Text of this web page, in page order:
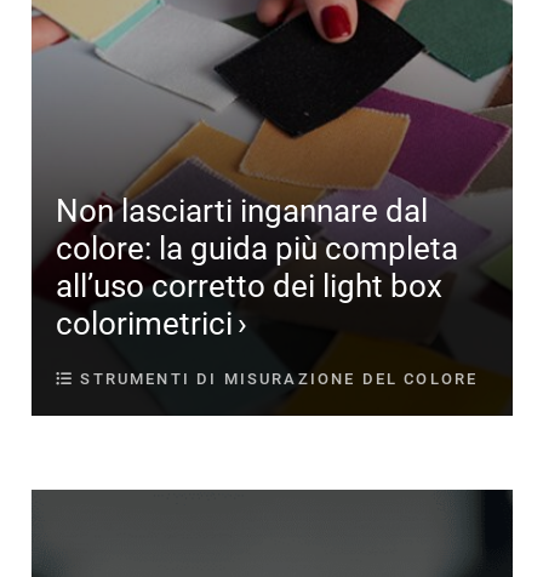
Non lasciarti ingannare dal
colore: la guida più completa
all’uso corretto dei light box
colorimetrici
STRUMENTI DI MISURAZIONE DEL COLORE